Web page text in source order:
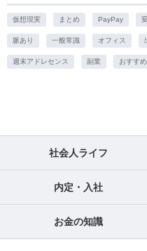
仮想現実 まとめ PayPay
脈あり 一般常識 オフィス
週末アドレセンス 副業 おすすめ
社会人ライフ
内定・入社
お金の知識